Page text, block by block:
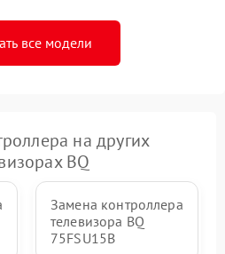
все модели
на других
BQ
Замена контроллера
телевизора BQ
75FSU15B